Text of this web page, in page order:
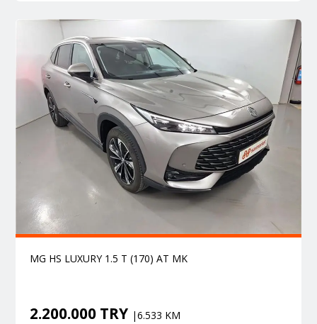
MG HS LUXURY 1.5 T (170) AT MK
2.200.000 TRY |6.533 KM